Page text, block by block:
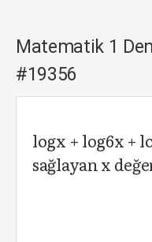
Matematik 1
#19356
logx + log6x +
sağlayan x